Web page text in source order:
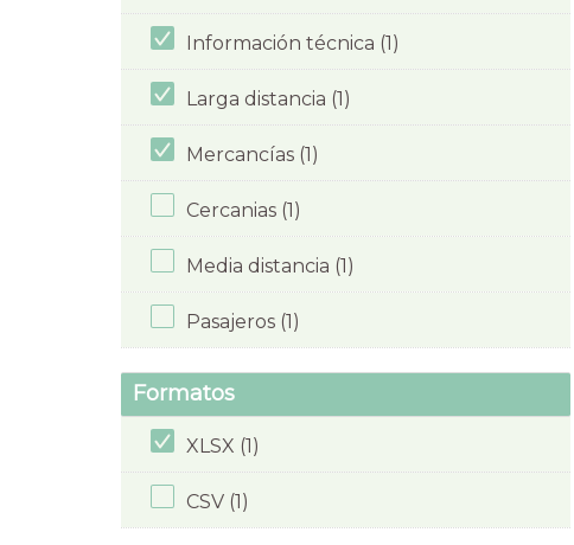
Información técnica (1)
Larga distancia (1)
Mercancías (1)
Cercanias (1)
Media distancia (1)
Pasajeros (1)
Formatos
XLSX (1)
CSV (1)